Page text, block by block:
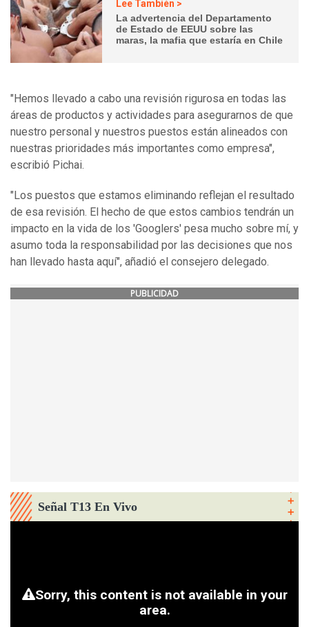
Lee También >
La advertencia del Departamento
de Estado de EEUU sobre las
maras, la mafia que estaría en Chile
"Hemos llevado a cabo una revisión rigurosa en todas las
áreas de productos y actividades para asegurarnos de que
nuestro personal y nuestros puestos están alineados con
nuestras prioridades más importantes como empresa",
escribió Pichai.
"Los puestos que estamos eliminando reflejan el resultado
de esa revisión. El hecho de que estos cambios tendrán un
impacto en la vida de los 'Googlers' pesa mucho sobre mí, y
asumo toda la responsabilidad por las decisiones que nos
han llevado hasta aquí", añadió el consejero delegado.
PUBLICIDAD
Señal T13 En Vivo